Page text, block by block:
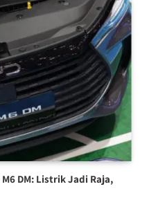
DM: Listrik Jadi Raja,